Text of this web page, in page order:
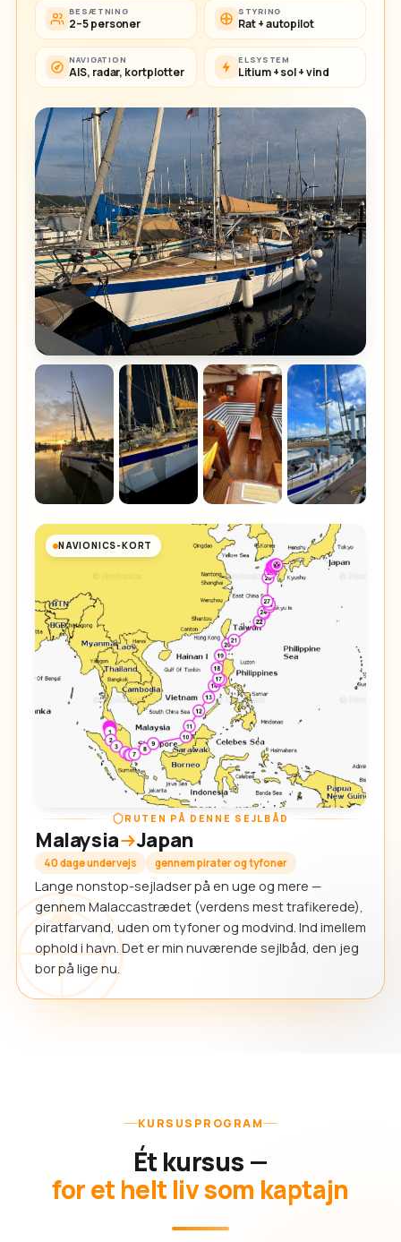
BESÆTNING
2–5 personer
STYRING
Rat + autopilot
NAVIGATION
AIS, radar, kortplotter
ELSYSTEM
Litium + sol + vind
NAVIONICS-KORT
RUTEN PÅ DENNE SEJLBÅD
Malaysia Japan
40 dage undervejs gennem pirater og tyfoner
Lange nonstop-sejladser på en uge og mere —
gennem Malaccastrædet (verdens mest trafikerede),
piratfarvand, uden om tyfoner og modvind. Ind imellem
ophold i havn. Det er min nuværende sejlbåd, den jeg
bor på lige nu.
KURSUSPROGRAM
Ét kursus —
for et helt liv som kaptajn